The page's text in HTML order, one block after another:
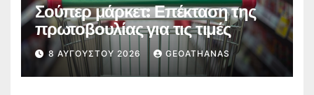
Σούπερ μάρκετ: Επέκταση της
πρωτοβουλίας για τις τιμές
8 ΑΥΓΟΎΣΤΟΥ 2026 GEOATHANAS